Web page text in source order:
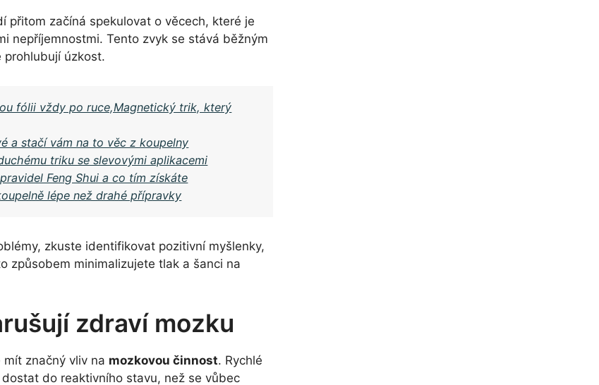
přitom začíná spekulovat o věcech, které je
nepříjemnostmi. Tento zvyk se stává běžným
prohlubují úzkost.
fólii vždy po ruce,Magnetický trik, který
a stačí vám na to věc z koupelny
triku se slevovými aplikacemi
Feng Shui a co tím získáte
lépe než drahé přípravky
zkuste identifikovat pozitivní myšlenky,
způsobem minimalizujete tlak a šanci na
zdraví mozku
značný vliv na mozkovou činnost. Rychlé
do reaktivního stavu, než se vůbec